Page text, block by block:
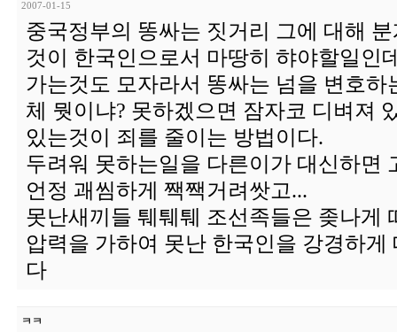
2007-01-15
중국정부의 똥싸는 짓거리 그에 대해
것이 한국인으로서 마땅히 햐야할일인
가는것도 모자라서 똥싸는 넘을 변호하
체 뭣이냐? 못하겠으면 잠자코 디벼져
있는것이 죄를 줄이는 방법이다.
두려워 못하는일을 다른이가 대신하면
언정 괘씸하게 짹짹거려쌋고...
못난새끼들 퉤퉤퉤 조선족들은 좆나게
압력을 가하여 못난 한국인을 강경하게
다
ㅋㅋ